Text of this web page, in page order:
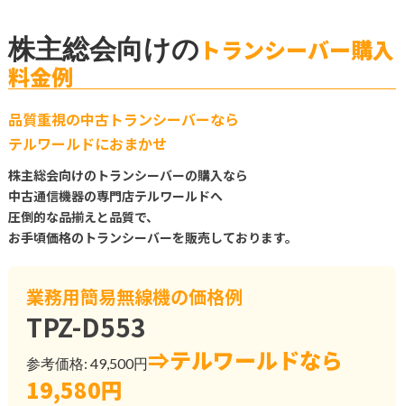
株主総会向けの トランシーバー購入
料金例
品質重視の中古トランシーバーなら
テルワールドにおまかせ
株主総会向けのトランシーバーの購入なら
中古通信機器の専門店テルワールドへ
圧倒的な品揃えと品質で、
お手頃価格のトランシーバーを販売しております。
業務用簡易無線機の価格例
TPZ-D553
参考価格: 49,500円⇒テルワールドなら
19,580円